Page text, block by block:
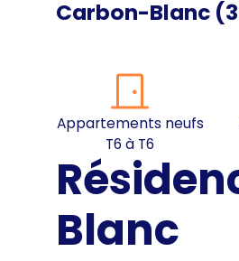
Carbon-Blanc (
Appartements neufs
T6 à T6
Blanc